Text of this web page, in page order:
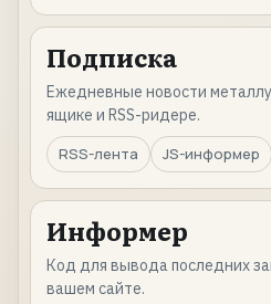
Подписка
Ежедневные новости
ящике и RSS-ридере.
RSS-лента
JS-информер
Информер
Код для вывода последних
вашем сайте.